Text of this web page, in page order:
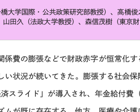
大学国際・公共政策研究部教授）、高橋
田久（法政大学教授）、森信茂樹（東京
係費の膨張などで財政赤字が恒常化
い状況が続いてきた。膨張する社会
スライド」が導入され、年金給付費